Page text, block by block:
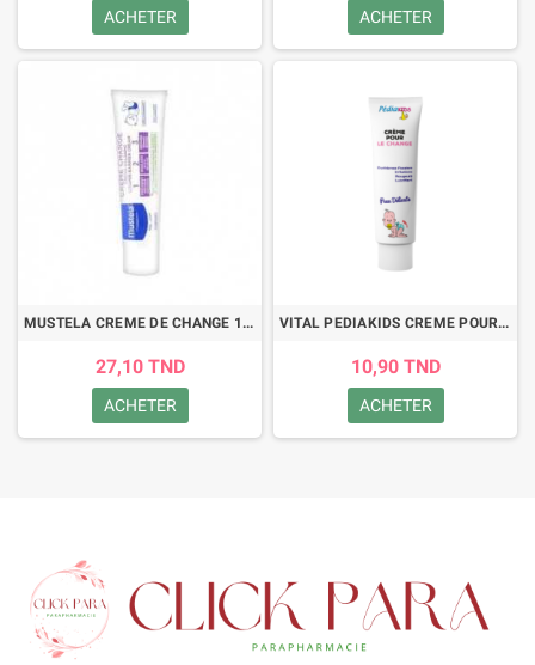
ACHETER ACHETER
MUSTELA CREME DE CHANGE 1-2-3, 100ML
27,10 TND
ACHETER
VITAL PEDIAKIDS CREME POUR LE CHANGE 40GR
10,90 TND
ACHETER